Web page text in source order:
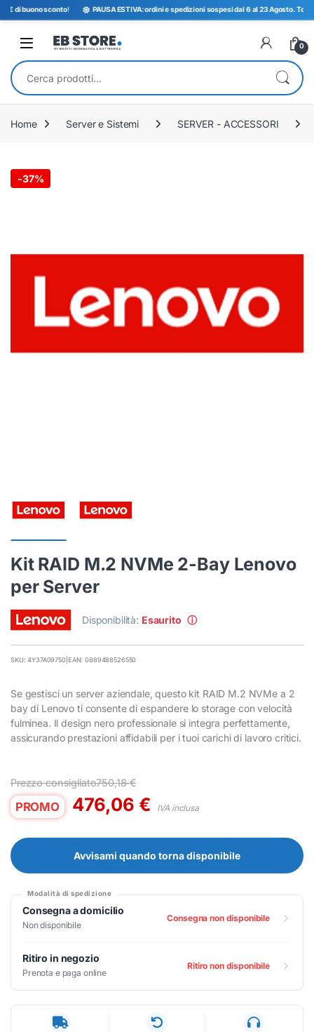
di buono sconto! PAUSA ESTIVA: ordini e spedizioni sospesi dal 6 al 23 Agosto.
Open 0
Cerca:
Home Server e Sistemi SERVER - ACCESSORI
-37%
Kit RAID M.2 NVMe 2-Bay Lenovo
per Server
Disponibilità: Esaurito ⓘ
SKU: 4Y37A09750| EAN: 0889488526550
Se gestisci un server aziendale, questo kit RAID M.2 NVMe a 2
bay di Lenovo ti consente di espandere lo storage con velocità
fulminea. Il design nero professionale si integra perfettamente,
assicurando prestazioni affidabili per i tuoi carichi di lavoro critici.
Prezzo consigliato750,18€
PROMO 476,06 € IVA inclusa
Avvisami quando torna disponibile
Modalità di spedizione
Consegna a domicilio
Non disponibile
Consegna non disponibile
Ritiro in negozio
Prenota e paga online
Ritiro non disponibile